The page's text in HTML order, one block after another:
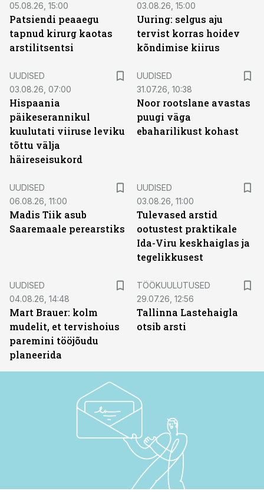
05.08.26, 15:00
Patsiendi peaaegu
tapnud kirurg kaotas
arstilitsentsi
03.08.26, 15:00
Uuring: selgus aju
tervist korras hoidev
kõndimise kiirus
UUDISED
03.08.26, 07:00
Hispaania
päikeserannikul
kuulutati viiruse leviku
tõttu välja
häireseisukord
UUDISED
31.07.26, 10:38
Noor rootslane avastas
puugi väga
ebaharilikust kohast
UUDISED
06.08.26, 11:00
Madis Tiik asub
Saaremaale perearstiks
UUDISED
03.08.26, 11:00
Tulevased arstid
ootustest praktikale
Ida-Viru keskhaiglas ja
tegelikkusest
UUDISED
04.08.26, 14:48
Mart Brauer: kolm
mudelit, et tervishoius
paremini tööjõudu
planeerida
TÖÖKUULUTUSED
29.07.26, 12:56
Tallinna Lastehaigla
otsib arsti